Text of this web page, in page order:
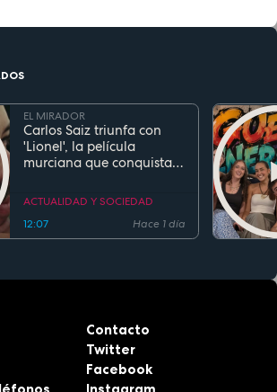
EL MIRADOR
Carlos Saiz triunfa con
'Lionel', la película
murciana que conquista
estreno
ACTUALIDAD Y SOCIEDAD
12:07
Hace 1 día
Contacto
Twitter
Facebook